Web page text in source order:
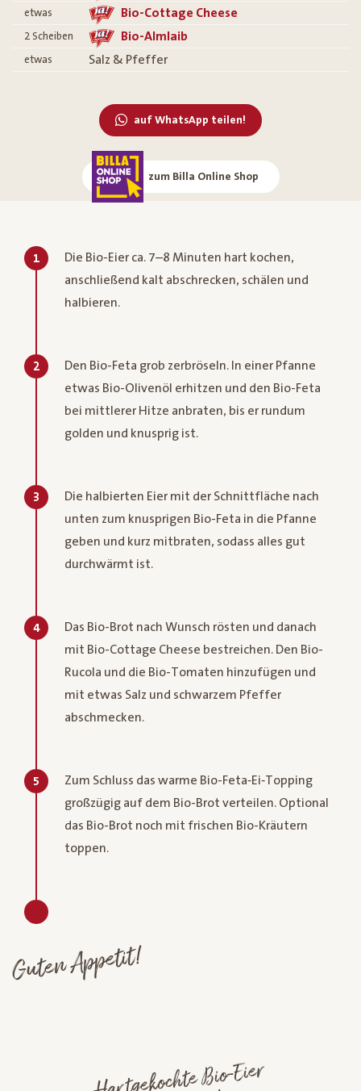
etwas Bio-Cottage Cheese
2 Scheiben Bio-Almlaib
etwas Salz & Pfeffer
auf WhatsApp teilen!
zum Billa Online Shop
1
Die Bio-Eier ca. 7–8 Minuten hart kochen,
anschließend kalt abschrecken, schälen und
halbieren.
2
Den Bio-Feta grob zerbröseln. In einer Pfanne
etwas Bio-Olivenöl erhitzen und den Bio-Feta
bei mittlerer Hitze anbraten, bis er rundum
golden und knusprig ist.
3
Die halbierten Eier mit der Schnittfläche nach
unten zum knusprigen Bio-Feta in die Pfanne
geben und kurz mitbraten, sodass alles gut
durchwärmt ist.
4
Das Bio-Brot nach Wunsch rösten und danach
mit Bio-Cottage Cheese bestreichen. Den Bio-
Rucola und die Bio-Tomaten hinzufügen und
mit etwas Salz und schwarzem Pfeffer
abschmecken.
5
Zum Schluss das warme Bio-Feta‑Ei‑Topping
großzügig auf dem Bio-Brot verteilen. Optional
das Bio-Brot noch mit frischen Bio-Kräutern
toppen.
Guten Appetit!